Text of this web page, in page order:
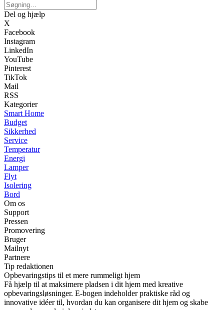
Del og hjælp
X
Facebook
Instagram
LinkedIn
YouTube
Pinterest
TikTok
Mail
RSS
Kategorier
Smart Home
Budget
Sikkerhed
Service
Temperatur
Energi
Lamper
Flyt
Isolering
Bord
Om os
Support
Pressen
Promovering
Bruger
Mailnyt
Partnere
Tip redaktionen
Opbevaringstips til et mere rummeligt hjem
Få hjælp til at maksimere pladsen i dit hjem med kreative
opbevaringsløsninger. E-bogen indeholder praktiske råd og
innovative idéer til, hvordan du kan organisere dit hjem og skabe